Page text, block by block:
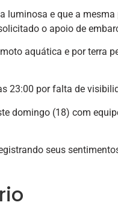
luminosa e que a
o apoio de
aquática e por terra
23:00 por falta de
domingo (18) com
seus